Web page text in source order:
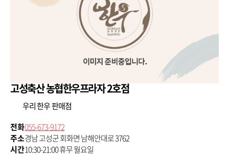
고성축산 농협한우프라자 2호점
우리 한우 판매점
전화055-673-9172
주소경남 고성군 회화면 남해안대로 3762
시간10:30-21:00 휴무 월요일